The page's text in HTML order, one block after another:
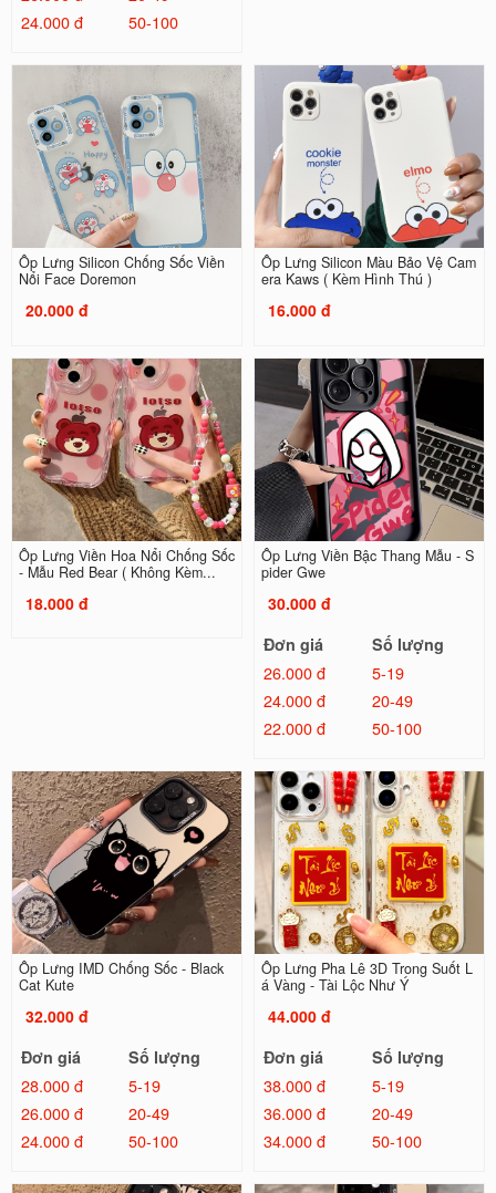
24.000 đ
50-100
Ốp Lưng Silicon Chống Sốc Viền
Nổi Face Doremon
20.000 đ
Ốp Lưng Silicon Màu Bảo Vệ Cam
era Kaws ( Kèm Hình Thú )
16.000 đ
Ốp Lưng Viền Hoa Nổi Chống Sốc
- Mẫu Red Bear ( Không Kèm...
18.000 đ
Ốp Lưng Viền Bậc Thang Mẫu - S
pider Gwe
30.000 đ
Đơn giá
Số lượng
26.000 đ
5-19
24.000 đ
20-49
22.000 đ
50-100
Ốp Lưng IMD Chống Sốc - Black
Cat Kute
32.000 đ
Đơn giá
Số lượng
28.000 đ
5-19
26.000 đ
20-49
24.000 đ
50-100
Ốp Lưng Pha Lê 3D Trong Suốt L
á Vàng - Tài Lộc Như Ý
44.000 đ
Đơn giá
Số lượng
38.000 đ
5-19
36.000 đ
20-49
34.000 đ
50-100